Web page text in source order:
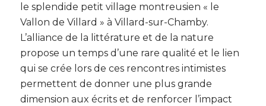
le splendide petit village montreusien « le
Vallon de Villard » à Villard-sur-Chamby.
L’alliance de la littérature et de la nature
propose un temps d’une rare qualité et le lien
qui se crée lors de ces rencontres intimistes
permettent de donner une plus grande
dimension aux écrits et de renforcer l’impact